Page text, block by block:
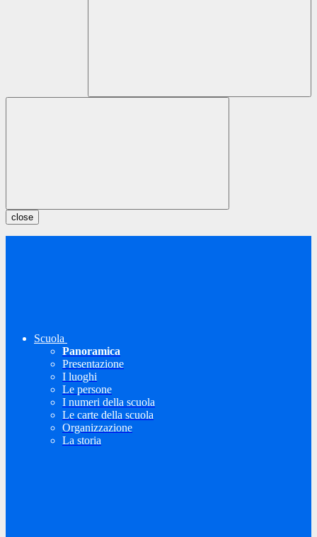
close
Scuola
Panoramica
Presentazione
I luoghi
Le persone
I numeri della scuola
Le carte della scuola
Organizzazione
La storia